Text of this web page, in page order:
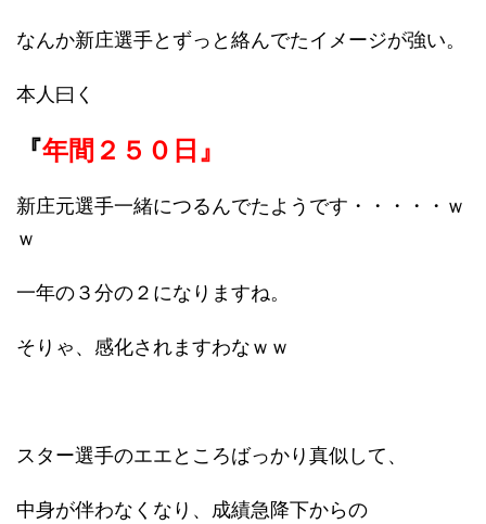
なんか新庄選手とずっと絡んでたイメージが強い。
本人曰く
『年間２５０日』
新庄元選手一緒につるんでたようです・・・・・ｗ
ｗ
一年の３分の２になりますね。
そりゃ、感化されますわなｗｗ
スター選手のエエところばっかり真似して、
中身が伴わなくなり、成績急降下からの